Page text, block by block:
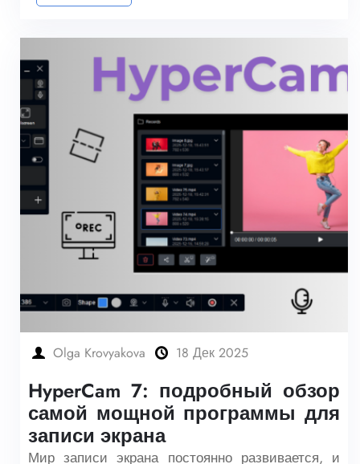
Olga Krovyakova 18 Дек 2025
HyperCam 7: подробный обзор
самой мощной программы для
записи экрана
Мир записи экрана постоянно развивается, и